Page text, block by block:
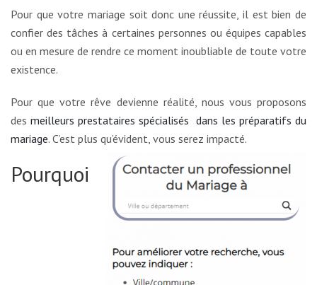
Pour que votre mariage soit donc une réussite, il est bien de
confier des tâches à certaines personnes ou équipes capables
ou en mesure de rendre ce moment inoubliable de toute votre
existence.
Pour que votre rêve devienne réalité, nous vous proposons
des meilleurs prestataires spécialisés dans les préparatifs du
mariage. C’est plus qu’évident, vous serez impacté.
Pourquoi